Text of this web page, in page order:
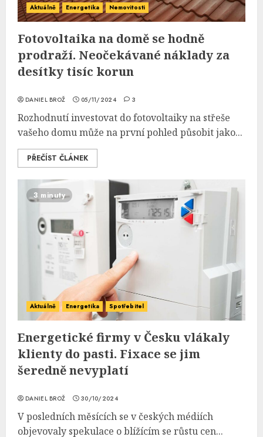
Aktuálně Energetika Nemovitosti
Fotovoltaika na domě se hodně
prodraží. Neočekávané náklady za
desítky tisíc korun
DANIEL BROŽ 05/11/2024 3
Rozhodnutí investovat do fotovoltaiky na střeše
vašeho domu může na první pohled působit jako...
PŘEČÍST ČLÁNEK
3 minuty
Aktuálně Energetika Spotřebitel
Energetické firmy v Česku vlákaly
klienty do pasti. Fixace se jim
šeredně nevyplatí
DANIEL BROŽ 30/10/2024
V posledních měsících se v českých médiích
objevovaly spekulace o blížícím se růstu cen...